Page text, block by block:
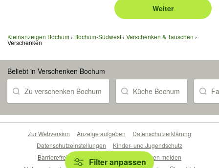
Weiter
Kleinanzeigen Bochum Bochum-Südwest Verschenken & Tauschen
Verschenken
Beliebt in Verschenken Bochum
Zu verschenken Bochum Küche Bochum
Filter anpassen
Zur Webversion Anzeige aufgeben
Datenschutzerklärung
Datenschutzeinstellungen
Kinder- und Jugendschutz
Barrierefreiheitserklärung
Sicherheitslücken melden